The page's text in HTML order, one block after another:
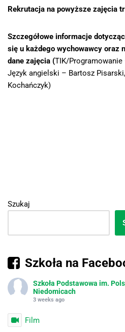
Rekrutacja na powyższe zajęcia
Szczegółowe informacje
się u każdego wychowawcy oraz
dane zajęcia (TIK/
Język angielski – Bartosz
Kochańczyk)
Szukaj
Szkoła na
Szkoła Podstawowa im.
Niedomicach
3 weeks ago
Film